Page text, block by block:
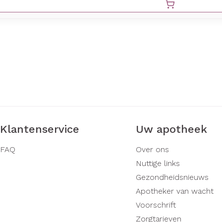
Klantenservice
FAQ
Uw apotheek
Over ons
Nuttige links
Gezondheidsnieuws
Apotheker van wacht
Voorschrift
Zorgtarieven